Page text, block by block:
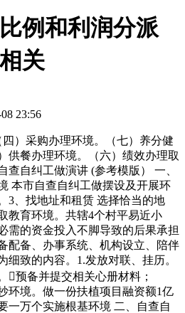
例和利润分派
关
23:56
采购办理环境。（七）养分健
供餐办理环境。（六）绩效办理取
查自纠工做演讲 (参考模版） 一、
本市自查自纠工做摆设及开展环
3、找地址和租赁 选择恰当的地
教育环境。共辖4个村平易近小
需的资金投入不脚导致的后果承担
配备、办事系统、机构设立、陪伴
细致的内容。1.发放对联、挂历。
预备并提交相关心册材料；
环境。做一份扶植项目融资额1亿
一万个实施根基环境 二、自查自